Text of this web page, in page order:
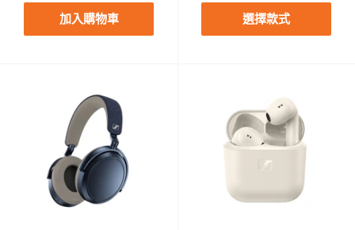
加入購物車 選擇款式